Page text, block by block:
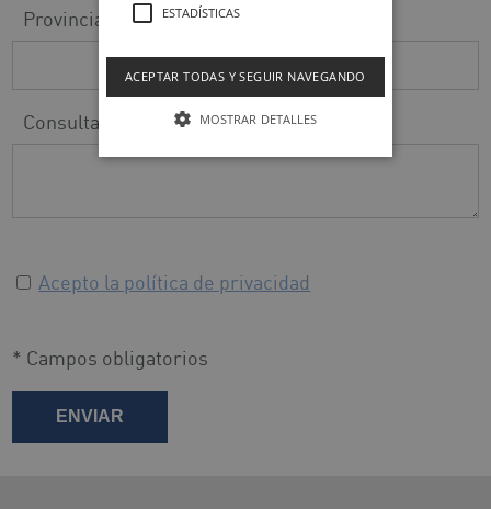
Provincia
Consulta
Acepto la política de privacidad
* Campos obligatorios
ESTADÍSTICAS
ACEPTAR TODAS Y SEGUIR NAVEGANDO
MOSTRAR DETALLES